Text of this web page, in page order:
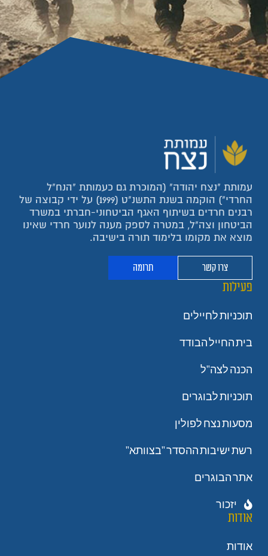
עמותת "נצח יהודה" (המוכרת גם כעמותת "הנח"ל
החרדי") הוקמה בשנת התשנ"ט (1999) על ידי קבוצה של
רבנים חרדים בשיתוף האגף הביטחוני-חברתי במשרד
הביטחון וצה"ל, במטרה לספק מענה לנוער חרדי שאינו
מוצא את מקומו בלימוד תורה בישיבה.
צרו קשר תרומה
פעילות
תוכניות לחיילים
בית החייל הבודד
הכנה לצה"ל
תוכניות לבוגרים
מסעות נצח לפולין
רשת ישיבות ההסדר "בצוותא"
אתר הבוגרים
יזכור
אודות
אודות